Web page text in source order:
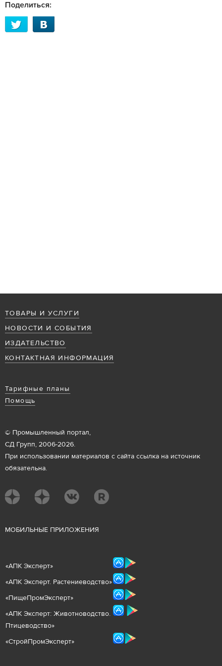
Поделиться:
ТОВАРЫ И УСЛУГИ
НОВОСТИ И СОБЫТИЯ
ИЗДАТЕЛЬСТВО
КОНТАКТНАЯ ИНФОРМАЦИЯ
Тарифные планы
Помощь
© Промышленный портал,
СД Групп, 2006-2026.
При использовании материалов с сайта ссылка на источник
обязательна.
МОБИЛЬНЫЕ ПРИЛОЖЕНИЯ
«АПК Эксперт»
«АПК Эксперт. Растениеводство»
«ПищеПромЭксперт»
«АПК Эксперт: Животноводство.
Птицеводство»
«СтройПромЭксперт»